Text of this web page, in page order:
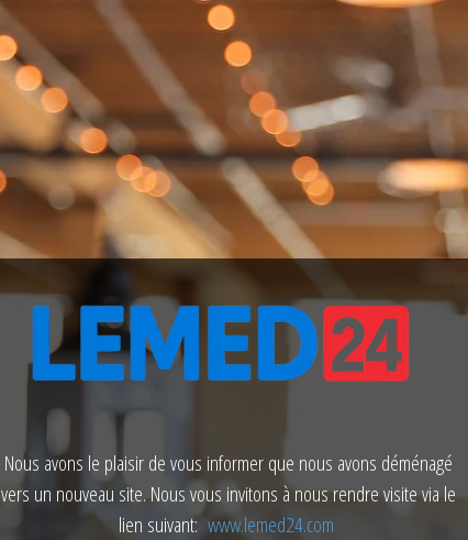
Nous avons le plaisir de vous informer que nous avons déménagé
vers un nouveau site. Nous vous invitons à nous rendre visite via le
lien suivant: www.lemed24.com